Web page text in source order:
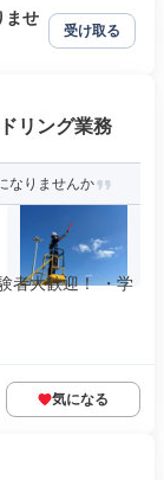
ませ
受け取る
リング業務
なりませんか
者大歓迎！ ・学
気になる